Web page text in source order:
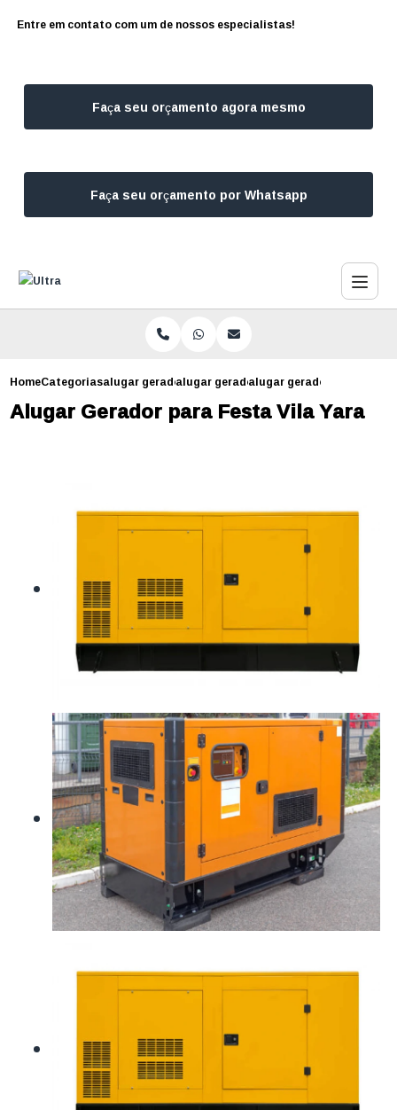
Entre em contato com um de nossos especialistas!
Faça seu orçamento agora mesmo
Faça seu orçamento por Whatsapp
HomeCategoriasalugar geradoresalugar gerador para escritorio
alugar gerador para festa
Alugar Gerador para Festa Vila Yara